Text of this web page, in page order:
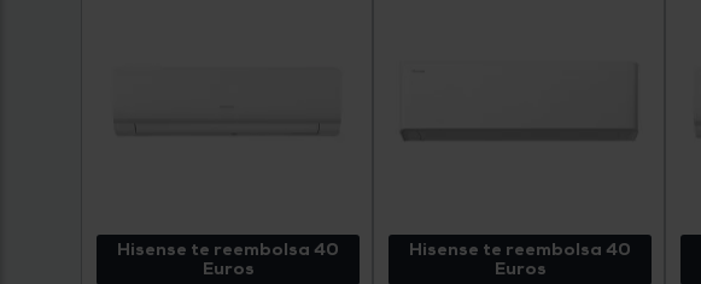
Hisense te reembolsa 40
Euros
Hisense te reembolsa 40
Euros